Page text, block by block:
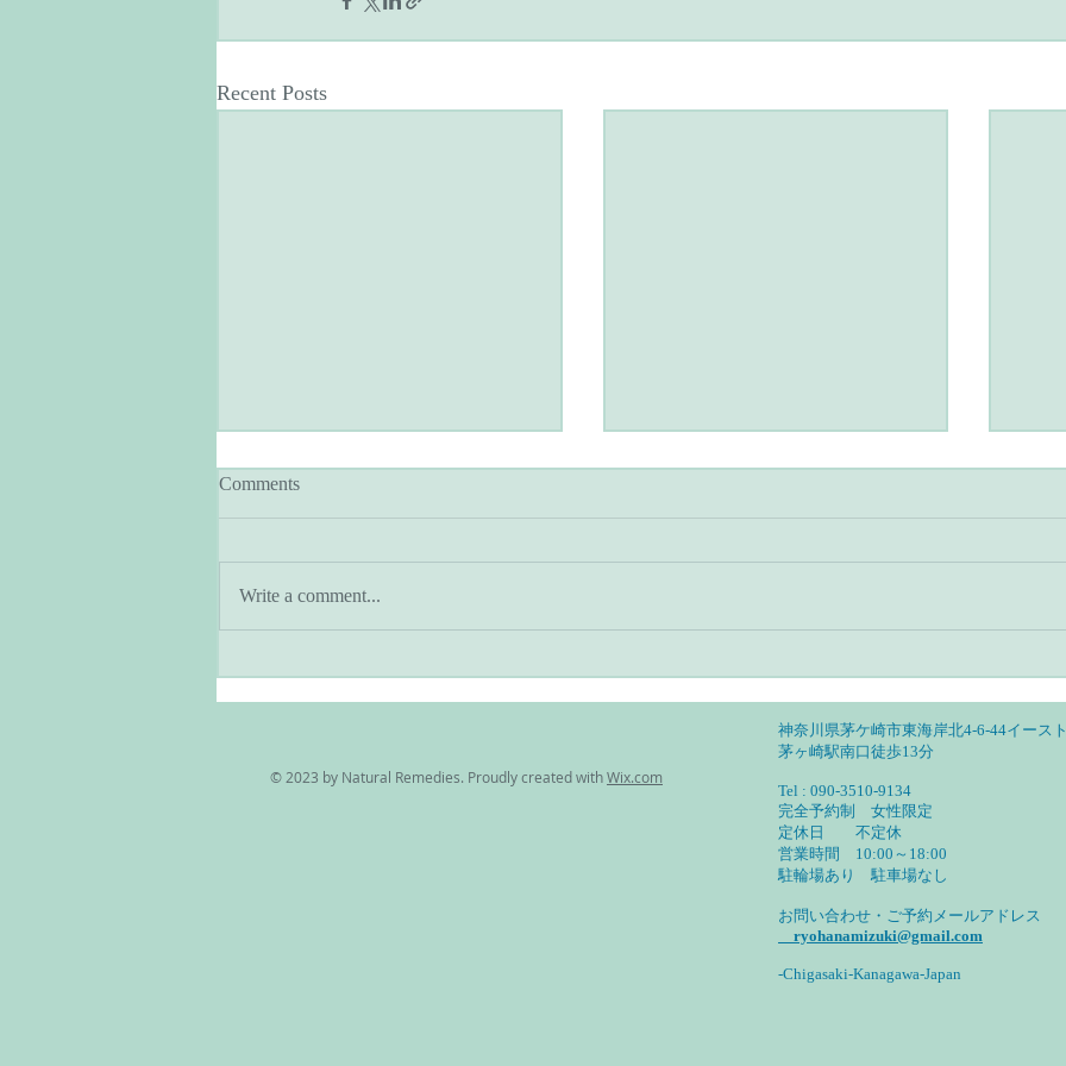
Recent Posts
然
Comments
Write a comment...
© 2023 by Natural Remedies. Proudly created withWix.com
神奈川県茅ケ崎市東海岸北4-6-44イース
茅ヶ崎駅南口徒歩13分
Tel : 090-3510-9134
完全予約制 女性限定
定休日 不定休
営業時間 10:00～18:00
​駐輪場あり 駐車場なし
お問い合わせ・ご予約メールアドレス
ryohanamizuki@gmail.com
-Chigasaki-Kanagawa-Japan